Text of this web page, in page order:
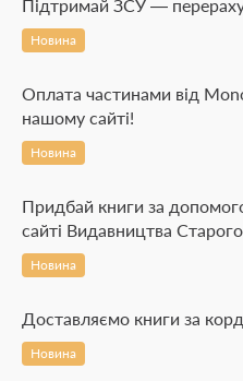
Підтримай ЗСУ —
Новина
Оплата частинами від
нашому сайті!
Новина
Придбай книги за
сайті Видавництва
Новина
Доставляємо книги за
Новина